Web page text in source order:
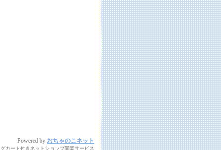
Powered by おちゃのこネット
カート付きネットショップ開業サービス